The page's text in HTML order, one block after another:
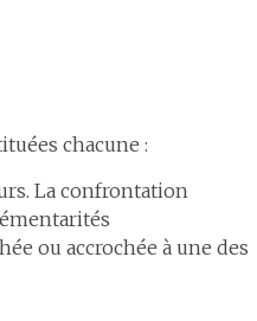
chacune :
La confrontation
ou accrochée à une des